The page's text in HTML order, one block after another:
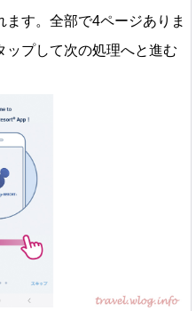
す。全部で4ページありま
ップして次の処理へと進む